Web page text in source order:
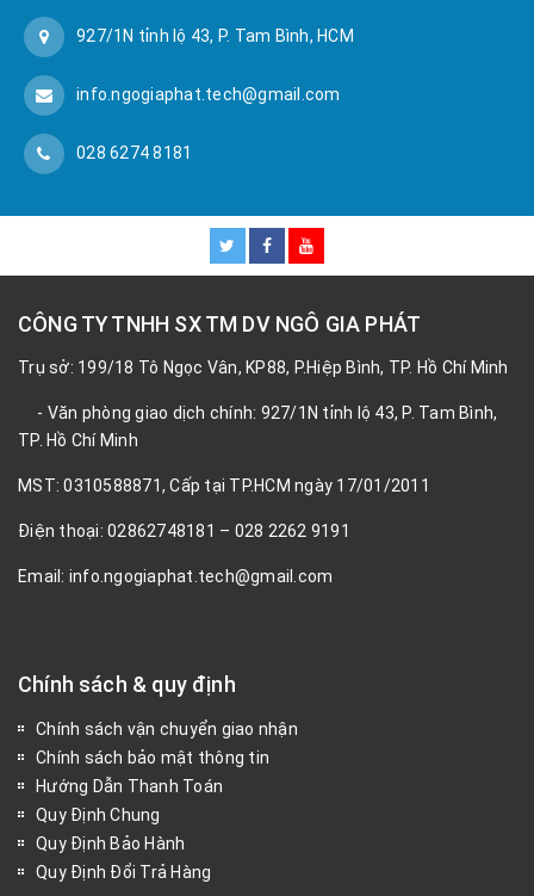
927/1N tỉnh lộ 43, P. Tam Bình, HCM
info.ngogiaphat.tech@gmail.com
028 6274 8181
CÔNG TY TNHH SX TM DV NGÔ GIA PHÁT
Trụ sở: 199/18 Tô Ngọc Vân, KP88, P.Hiệp Bình, TP. Hồ Chí Minh
- Văn phòng giao dịch chính: 927/1N tỉnh lộ 43, P. Tam Bình,
TP. Hồ Chí Minh
MST: 0310588871, Cấp tại TP.HCM ngày 17/01/2011
Điện thoại: 02862748181 – 028 2262 9191
Email: info.ngogiaphat.tech@gmail.com
Chính sách & quy định
Chính sách vận chuyển giao nhận
Chính sách bảo mật thông tin
Hướng Dẫn Thanh Toán
Quy Định Chung
Quy Định Bảo Hành
Quy Định Đổi Trả Hàng